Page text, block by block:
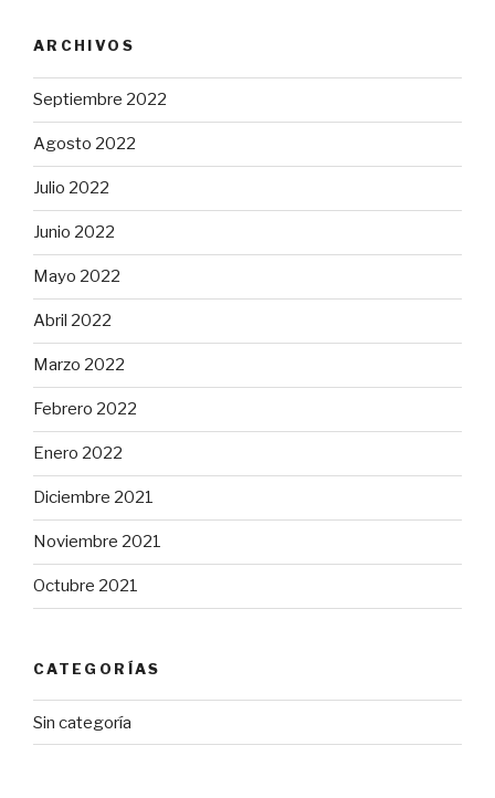
ARCHIVOS
Septiembre 2022
Agosto 2022
Julio 2022
Junio 2022
Mayo 2022
Abril 2022
Marzo 2022
Febrero 2022
Enero 2022
Diciembre 2021
Noviembre 2021
Octubre 2021
CATEGORÍAS
Sin categoría